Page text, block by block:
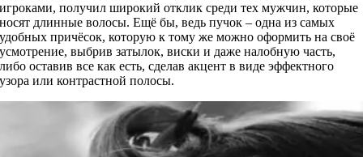
игроками, получил широкий отклик среди тех мужчин, которые
носят длинные волосы. Ещё бы, ведь пучок – одна из самых
удобных причёсок, которую к тому же можно оформить на своё
усмотрение, выбрив затылок, виски и даже налобную часть,
либо оставив все как есть, сделав акцент в виде эффектного
узора или контрастной полосы.